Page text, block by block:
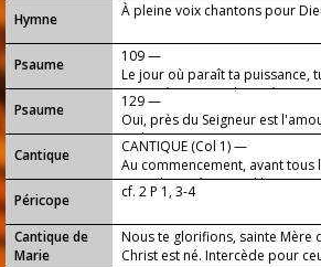
...
Hymne À pleine voix chantons pour
Psaume
109 —
Le jour où paraît ta puissance,
sainteté : Comme la rosée qui
engendré.
Psaume
129 —
Oui, près du Seigneur est
rachat.
Cantique
CANTIQUE (Col 1) —
Au commencement, avant tous
Dieu. Il est né aujourd'hui :
Péricope
cf. 2 P 1, 3-4
Cantique de
Marie
Nous te glorifions, sainte Mère
Christ est né. Intercède pour